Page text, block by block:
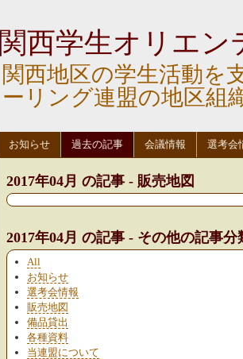
関西学生オリエン
関西地区の学生活動を
ーリング連盟の地区組
お知らせ 過去の記事 会議情報 選考会
2017年04月 の記事 - 販売地図
2017年04月 の記事 - その他の記事分
All
お知らせ
選考会情報
販売地図
備品貸出
各種資料
当連盟について